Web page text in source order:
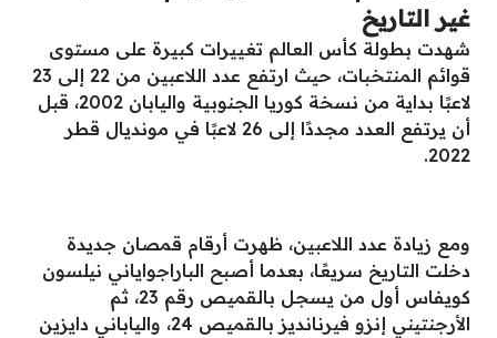
غير التاريخ
شهدت بطولة كأس العالم تغييرات كبيرة على مستوى
قوائم المنتخبات، حيث ارتفع عدد اللاعبين من 22 إلى 23
لاعبًا بداية من نسخة كوريا الجنوبية واليابان 2002، قبل
أن يرتفع العدد مجددًا إلى 26 لاعبًا في مونديال قطر
2022.
ومع زيادة عدد اللاعبين، ظهرت أرقام قمصان جديدة
دخلت التاريخ سريعًا، بعدما أصبح الباراجواياني نيلسون
كويفاس أول من يسجل بالقميص رقم 23، ثم
الأرجنتيني إنزو فيرنانديز بالقميص 24، والياباني دايزين